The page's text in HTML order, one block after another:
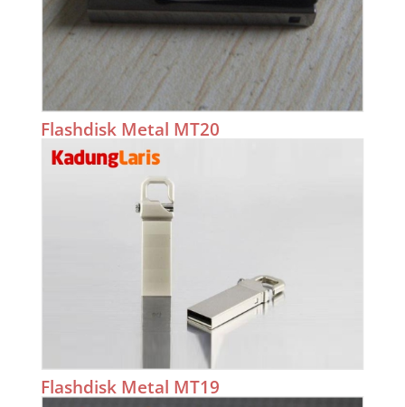
Flashdisk Metal MT20
Flashdisk Metal MT19